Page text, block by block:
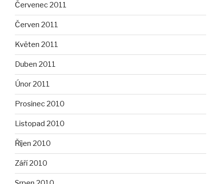
Červenec 2011
Červen 2011
Květen 2011
Duben 2011
Únor 2011
Prosinec 2010
Listopad 2010
Říjen 2010
Září 2010